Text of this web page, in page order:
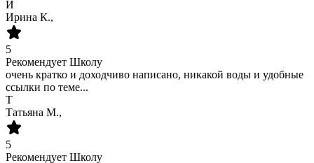
И
Ирина К.,
5
Рекомендует Школу
очень кратко и доходчиво написано, никакой воды и удобные
ссылки по теме...
Т
Татьяна М.,
5
Рекомендует Школу